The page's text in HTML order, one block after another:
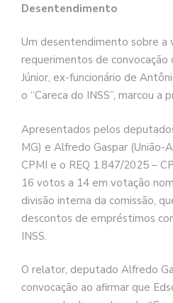
Desentendimento
Um desentendimento sobre a
requerimentos de convocação
Júnior, ex-funcionário de
o “Careca do INSS”, marcou a
Apresentados pelos
MG) e Alfredo Gaspar (União-
CPMI e o REQ 1.847/2025 –
16 votos a 14 em votação
divisão interna da comissão,
descontos de empréstimos
INSS.
O relator, deputado Alfredo
convocação ao afirmar que